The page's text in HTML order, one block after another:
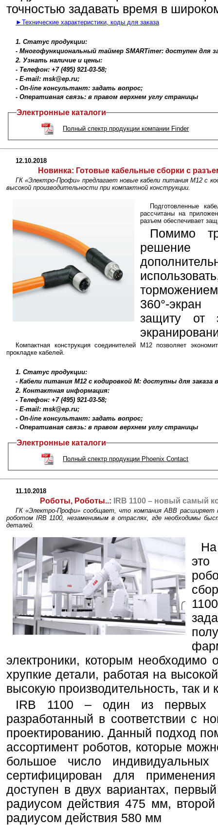
точностью задавать время в
►Технические характеристики, коды для заказа
1. Статус продукции:
- Многофункциональный таймер SMARTimer: доступен для
2. Узнать наличие и цены:
- Телефон: +7 (495) 921-03-58;
- E-mail: msk@ep.ru;
- On-line консультант: задать вопрос;
- Оперативная связь: в правом верхнем углу страницы
Электронные каталоги
Полный спектр продукции компании Finder
12.10.2018
Новинка: Готовые кабельные сборки с
ГК «Электро-Профи» предлагает новые кабели питания M12 с
высокой производительности при компактной конструкции.
Подготовленные
рассчитаны на
разъем обеспечивает
Помимо
решение
360°-
защиту от
Компактная конструкция соединителей M12 позволяет
прокладке кабелей.
1. Статус продукции:
- Кабели питания M12 с кодировкой M: доступны для
2. Контактная информация:
- Телефон: +7 (495) 921-03-58;
- E-mail: msk@ep.ru;
- On-line консультант: задать вопрос;
- Оперативная связь: в правом верхнем углу страницы
Электронные каталоги
Полный спектр продукции Phoenix Contact
11.10.2018
Роботы, Роботы..: IRB 1100 – новый самый
ГК «Электро-Профи» сообщает, что компания ABB
роботом IRB 1100, незаменимым в отраслях, где необходимы
деталей.
это
электроники, которым необходимо
хрупкие детали, работая на
высокую производительность, так и
IRB 1100 – один из первых
разработанный в соответствии с
проектированию. Данный подход
ассортимент роботов, которые
большое число
сертифицирован для
доступен в двух вариантах,
радиусом действия 475 мм,
радиусом действия 580 мм